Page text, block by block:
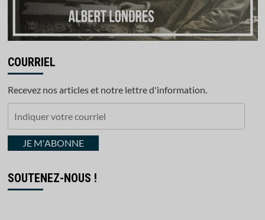
COURRIEL
Recevez nos articles et notre lettre d'information.
courrielJE M'ABONNE
SOUTENEZ-NOUS !